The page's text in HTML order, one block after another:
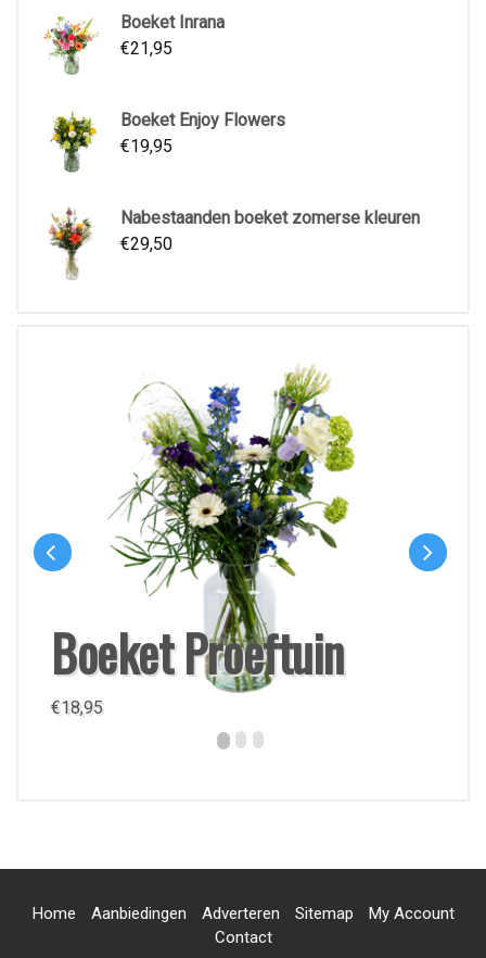
Boeket Inrana
€21,95
Boeket Enjoy Flowers
€19,95
Nabestaanden boeket zomerse kleuren
€29,50
Boeket Proeftuin
€18,95
Home Aanbiedingen Adverteren Sitemap
My Account
Contact